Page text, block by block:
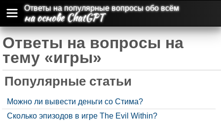
Ответы на популярные вопросы обо всём
на основе ChatGPT
Ответы на вопросы на
тему «игры»
Популярные статьи
Можно ли вывести деньги со Стима?
Сколько эпизодов в игре The Evil Within?